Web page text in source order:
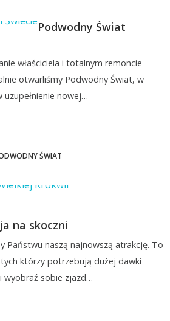
Podwodny Świat
właściciela i totalnym remoncie
otwarliśmy Podwodny Świat, w
uzupełnienie nowej…
ŚWIAT
na skoczni
Państwu naszą najnowszą atrakcję. To
którzy potrzebują dużej dawki
wyobraź sobie zjazd…